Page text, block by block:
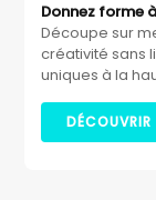
Donnez forme
Découpe sur
créativité sans
uniques à la
DÉCOUVRIR